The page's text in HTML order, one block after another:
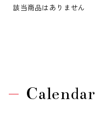
該当商品はありません
Calendar